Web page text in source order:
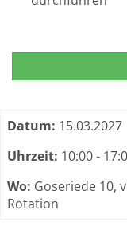
Termine zum dieser
Datum: 15.03.2027
Uhrzeit: 10:00 -
Wo: Goseriede 10,
Rotation